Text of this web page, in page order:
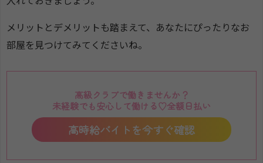
メリットとデメリットも踏まえて、あなたにぴったりなお
部屋を見つけてみてくださいね。
高級クラブで働きませんか？
未経験でも安心して働ける♡全額日払い
高時給バイトを今すぐ確認